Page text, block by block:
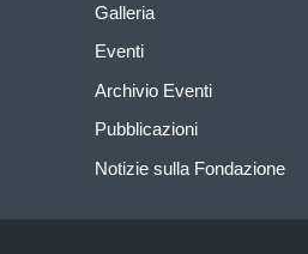
Galleria
Eventi
Archivio Eventi
Pubblicazioni
Notizie sulla Fondazione